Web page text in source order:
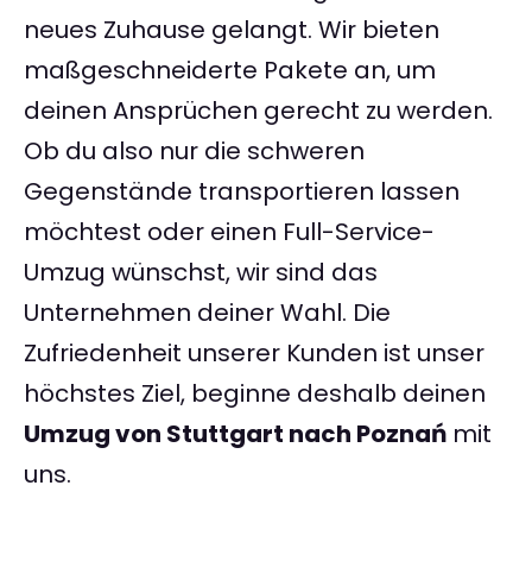
neues Zuhause gelangt. Wir bieten
maßgeschneiderte Pakete an, um
deinen Ansprüchen gerecht zu werden.
Ob du also nur die schweren
Gegenstände transportieren lassen
möchtest oder einen Full-Service-
Umzug wünschst, wir sind das
Unternehmen deiner Wahl. Die
Zufriedenheit unserer Kunden ist unser
höchstes Ziel, beginne deshalb deinen
Umzug von Stuttgart nach Poznań mit
uns.